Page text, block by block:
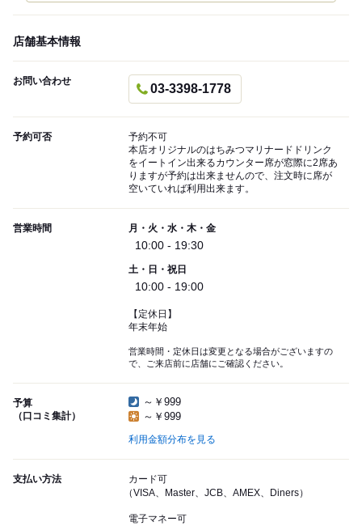
店舗基本情報
お問い合わせ
03-3398-1778
予約可否
予約不可
本店オリジナルのはちみつマリナードドリンク
をイートイン出来るカウンター席が窓際に2席あ
りますが予約は出来ませんので、注文時に席が
空いていれば利用出来ます。
営業時間 月・火・水・木・金
10:00 - 19:30
土・日・祝日
10:00 - 19:00
【定休日】
年末年始
営業時間・定休日は変更となる場合がございますの
で、ご来店前に店舗にご確認ください。
予算
（口コミ集計）
～￥999
～￥999
利用金額分布を見る
支払い方法
カード可
（VISA、Master、JCB、AMEX、Diners）
電子マネー可